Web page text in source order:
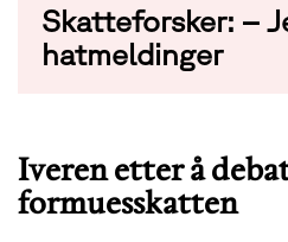
Skatteforsker: –
hatmeldinger
Iveren etter å
formuesskatten